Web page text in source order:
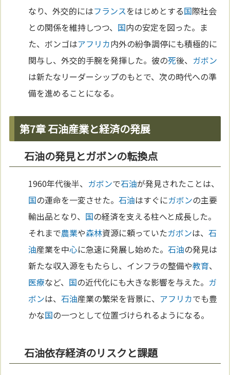
なり、外交的にはフランスをはじめとする国際社会
との関係を維持しつつ、 国内の安定を図った。ま
た、ボンゴはアフリカ内外の紛争調停にも積極的に
関与し、外交的手腕を発揮した。彼の死後、 ガボン
は新たなリーダーシップのもとで、次の時代への準
備を進めることになる。
第7章 石油産業と経済の発展
石油の発見とガボンの転換点
1960年代後半、 ガボンで石油が発見されたことは、
国の運命を一変させた。石油はすぐにガボンの主要
輸出品となり、 国の経済を支える柱へと成長した。
それまで農業や森林資源に頼っていたガボンは、石
油産業を中心に急速に発展し始めた。石油の発見は
新たな収入源をもたらし、インフラの整備や教育、
医療など、 国の近代化にも大きな影響を与えた。 ガ
ボンは、石油産業の繁栄を背景に、 アフリカでも豊
かな国の一つとして位置づけられるようになる。
石油依存経済のリスクと課題